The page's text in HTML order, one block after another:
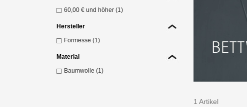
1 Artikel
60,00 € und höher (1)
Hersteller
Formesse (1)
Material
Baumwolle (1)